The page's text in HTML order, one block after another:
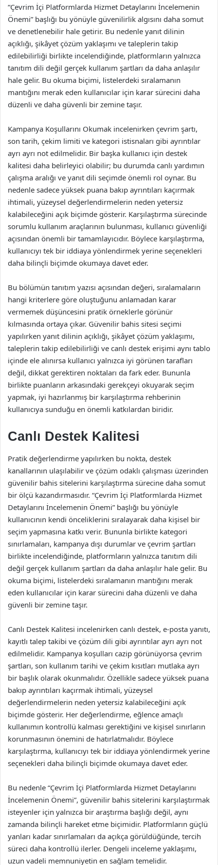
“Çevrim İçi Platformlarda Hizmet Detaylarını İncelemenin
Önemi” başlığı bu yönüyle güvenilirlik algısını daha somut
ve denetlenebilir hale getirir. Bu nedenle yanıt dilinin
açıklığı, şikâyet çözüm yaklaşımı ve taleplerin takip
edilebilirliği birlikte incelendiğinde, platformların yalnızca
tanıtım dili değil gerçek kullanım şartları da daha anlaşılır
hale gelir. Bu okuma biçimi, listelerdeki sıralamanın
mantığını merak eden kullanıcılar için karar sürecini daha
düzenli ve daha güvenli bir zemine taşır.
Kampanya Koşullarını Okumak incelenirken çevrim şartı,
son tarih, çekim limiti ve kategori istisnaları gibi ayrıntılar
ayrı ayrı not edilmelidir. Bir başka kullanıcı için destek
kalitesi daha belirleyici olabilir; bu durumda canlı yardımın
çalışma aralığı ve yanıt dili seçimde önemli rol oynar. Bu
nedenle sadece yüksek puana bakıp ayrıntıları kaçırmak
ihtimali, yüzeysel değerlendirmelerin neden yetersiz
kalabileceğini açık biçimde gösterir. Karşılaştırma sürecinde
sorumlu kullanım araçlarının bulunması, kullanıcı güvenliği
açısından önemli bir tamamlayıcıdır. Böylece karşılaştırma,
kullanıcıyı tek bir iddiaya yönlendirmek yerine seçenekleri
daha bilinçli biçimde okumaya davet eder.
Bu bölümün tanıtım yazısı açısından değeri, sıralamaların
hangi kriterlere göre oluştuğunu anlamadan karar
vermemek düşüncesini pratik örneklerle görünür
kılmasında ortaya çıkar. Güvenilir bahis sitesi seçimi
yapılırken yanıt dilinin açıklığı, şikâyet çözüm yaklaşımı,
taleplerin takip edilebilirliği ve canlı destek erişimi aynı tablo
içinde ele alınırsa kullanıcı yalnızca iyi görünen tarafları
değil, dikkat gerektiren noktaları da fark eder. Bununla
birlikte puanların arkasındaki gerekçeyi okuyarak seçim
yapmak, iyi hazırlanmış bir karşılaştırma rehberinin
kullanıcıya sunduğu en önemli katkılardan biridir.
Canlı Destek Kalitesi
Pratik değerlendirme yapılırken bu nokta, destek
kanallarının ulaşılabilir ve çözüm odaklı çalışması üzerinden
güvenilir bahis sitelerini karşılaştırma sürecine daha somut
bir ölçü kazandırmasıdır. “Çevrim İçi Platformlarda Hizmet
Detaylarını İncelemenin Önemi” başlığı bu yönüyle
kullanıcının kendi önceliklerini sıralayarak daha kişisel bir
seçim yapmasına katkı verir. Bununla birlikte kategori
sınırlamaları, kampanya dışı durumlar ve çevrim şartları
birlikte incelendiğinde, platformların yalnızca tanıtım dili
değil gerçek kullanım şartları da daha anlaşılır hale gelir. Bu
okuma biçimi, listelerdeki sıralamanın mantığını merak
eden kullanıcılar için karar sürecini daha düzenli ve daha
güvenli bir zemine taşır.
Canlı Destek Kalitesi incelenirken canlı destek, e-posta yanıtı,
kayıtlı talep takibi ve çözüm dili gibi ayrıntılar ayrı ayrı not
edilmelidir. Kampanya koşulları cazip görünüyorsa çevrim
şartları, son kullanım tarihi ve çekim kısıtları mutlaka ayrı
bir başlık olarak okunmalıdır. Özellikle sadece yüksek puana
bakıp ayrıntıları kaçırmak ihtimali, yüzeysel
değerlendirmelerin neden yetersiz kalabileceğini açık
biçimde gösterir. Her değerlendirme, eğlence amaçlı
kullanımın kontrollü kalması gerektiğini ve kişisel sınırların
korunmasının önemini de hatırlatmalıdır. Böylece
karşılaştırma, kullanıcıyı tek bir iddiaya yönlendirmek yerine
seçenekleri daha bilinçli biçimde okumaya davet eder.
Bu nedenle “Çevrim İçi Platformlarda Hizmet Detaylarını
İncelemenin Önemi”, güvenilir bahis sitelerini karşılaştırmak
isteyenler için yalnızca bir araştırma başlığı değil, aynı
zamanda bilinçli hareket etme biçimidir. Platformların güçlü
yanları kadar sınırlamaları da açıkça görüldüğünde, tercih
süreci daha kontrollü ilerler. Dengeli inceleme yaklaşımı,
uzun vadeli memnuniyetin en sağlam temelidir.